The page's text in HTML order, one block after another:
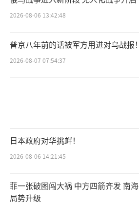
2026-08-06 13:42:48
普京八年前的话被军方用进对乌战报！
2026-08-07 07:54:37
日本政府对华挑衅！
2026-08-06 14:21:45
菲一张破图闯大祸 中方四箭齐发 南海
局势升级